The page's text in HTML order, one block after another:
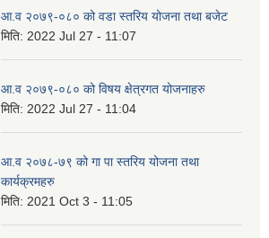
आ.व २०७९-०८० को वडा स्तरिय योजना तथा बजेट
मिति: 2022 Jul 27 - 11:07
आ.व २०७९-०८० को विषय क्षेत्रगत योजनाहरु
मिति: 2022 Jul 27 - 11:04
आ.व २०७८-७९ को गा पा स्तरिय योजना तथा
कार्यक्रमहरु
मिति: 2021 Oct 3 - 11:05